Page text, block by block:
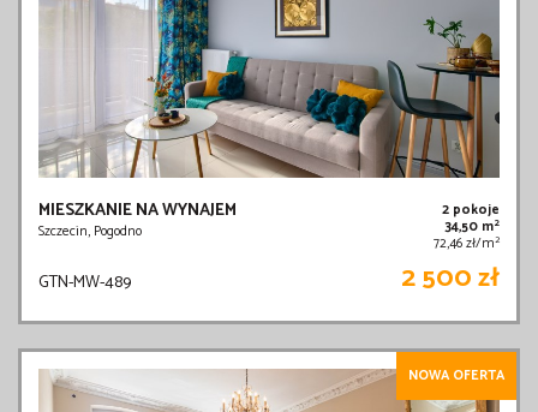
MIESZKANIE NA WYNAJEM
Szczecin, Pogodno
2 pokoje
34,50 m2
72,46 zł/m2
GTN-MW-489 2 500 zł
NOWA OFERTA